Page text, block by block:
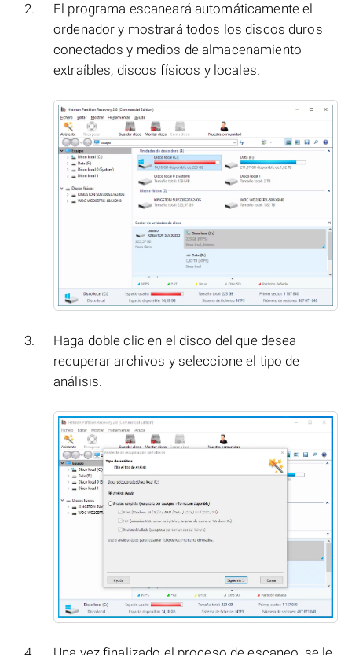
El programa escaneará automáticamente el
ordenador y mostrará todos los discos duros
conectados y medios de almacenamiento
extraíbles, discos físicos y locales.
Haga doble clic en el disco del que desea
recuperar archivos y seleccione el tipo de
análisis.